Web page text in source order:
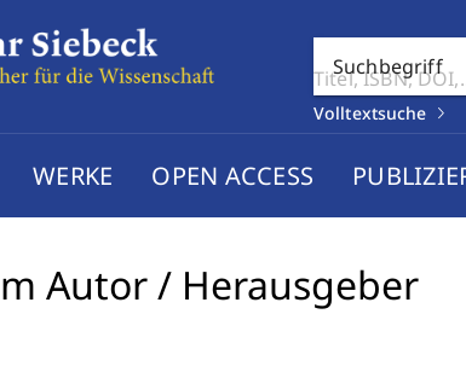
Suchbegriff
Volltextsuche
WERKE OPEN ACCESS
Autor / Herausgeber